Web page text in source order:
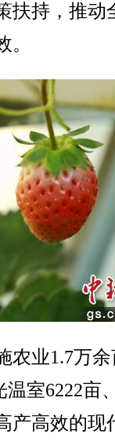
扶持，推动
业1.7万余
室6222亩
产高效的现